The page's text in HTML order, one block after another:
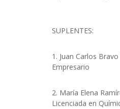
SUPLENTES:
1. Juan Carlos
Empresario
2. María Elena
Licenciada en